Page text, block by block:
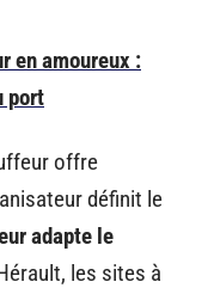
en amoureux :
port
offre
définit le
adapte le
les sites à